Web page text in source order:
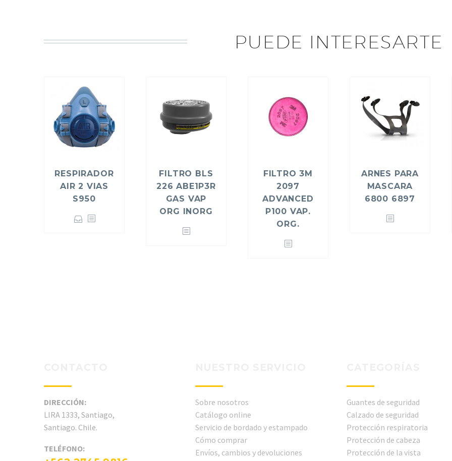
PUEDE INTERESARTE
RESPIRADOR
AIR 2 VIAS
S950
FILTRO BLS
226 ABE1P3R
GAS VAP
ORG INORG
FILTRO 3M
2097
ADVANCED
P100 VAP.
ORG.
ARNES PARA
MASCARA
6800 6897
DIRECCIÓN:
LIRA 1333, Santiago,
Santiago. Chile.
TELÉFONO:
Sobre nosotros
Catálogo online
Servicio de bordado y estampado
Cómo comprar
Envíos, cambios y devoluciones
Guantes de seguridad
Calzado de seguridad
Protección respiratoria
Protección de cabeza
Protección de la vista